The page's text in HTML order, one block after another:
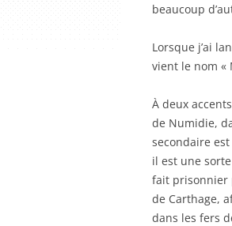
beaucoup
Lorsque j’ai
vient le nom «
À deux
de Numidie,
secondaire
il est une
fait prisonnier
de Carthage,
dans les fers